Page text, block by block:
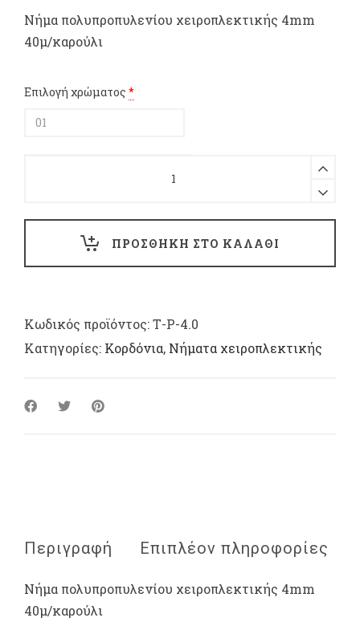
Νήμα πολυπροπυλενίου χειροπλεκτικής 4mm
40μ/καρούλι
Επιλογή χρώματος *
4mm
quantity
ΠΡΟΣΘΗΚΗ ΣΤΟ ΚΑΛΑΘΙ
Κωδικός προϊόντος:Τ-Ρ-4.0
Κατηγορίες: Κορδόνια, Νήματα χειροπλεκτικής
Περιγραφή Επιπλέον πληροφορίες
Νήμα πολυπροπυλενίου χειροπλεκτικής 4mm
40μ/καρούλι